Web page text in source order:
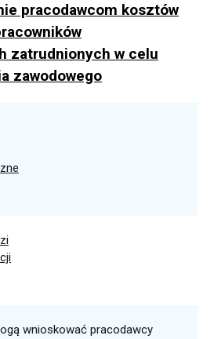
pracodawcom kosztów
zatrudnionych w celu
zawodowego
wnioskować pracodawcy